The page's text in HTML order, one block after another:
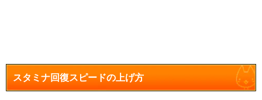
スタミナ回復スピードの上げ方